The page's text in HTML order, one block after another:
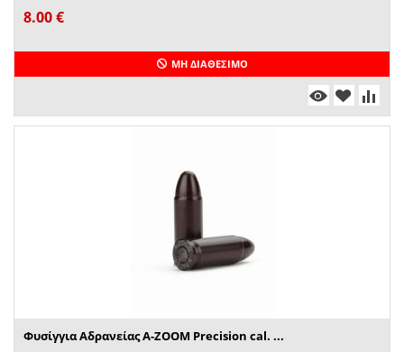
8.00€
ΜΗ ΔΙΑΘΈΣΙΜΟ
Φυσίγγια Αδρανείας A-ZOOM Precision cal. ...